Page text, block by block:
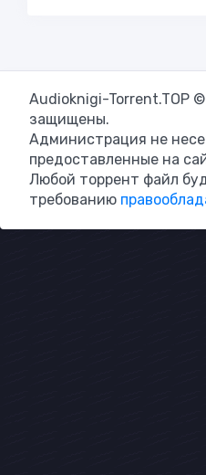
Audioknigi-Torrent.TOP
защищены.
Администрация не
предоставленные на
Любой торрент файл
требованию